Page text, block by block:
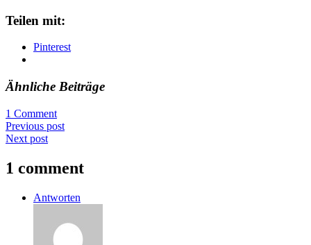
Teilen mit:
Pinterest
Ähnliche Beiträge
1 Comment
Previous post
Next post
1 comment
Antworten